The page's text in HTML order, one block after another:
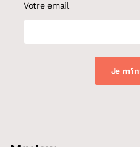
Votre email